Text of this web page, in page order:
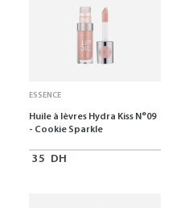
ESSENCE
Huile à lèvres Hydra Kiss N°09
- Cookie Sparkle
35 DH